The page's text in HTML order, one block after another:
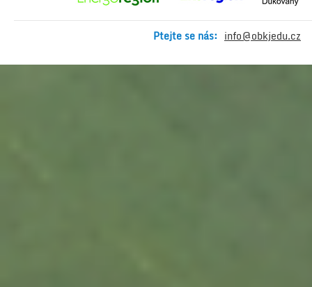
Ptejte se nás: info@obkjedu.cz